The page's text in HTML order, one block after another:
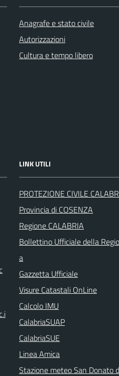
Anagrafe e stato civile
Autorizzazioni
Cultura e tempo libero
LINK UTILI
PROTEZIONE CIVILE
Provincia di COSENZA
Regione CALABRIA
Bollettino Ufficiale della
a
Gazzetta Ufficiale
Visure Catastali OnLine
Calcolo IMU
CalabriaSUAP
CalabriaSUE
Linea Amica
Stazione meteo San Donato